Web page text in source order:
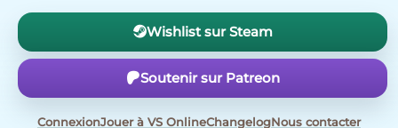
Wishlist sur Steam
Soutenir sur Patreon
ConnexionJouer à VS OnlineChangelogNous contacter